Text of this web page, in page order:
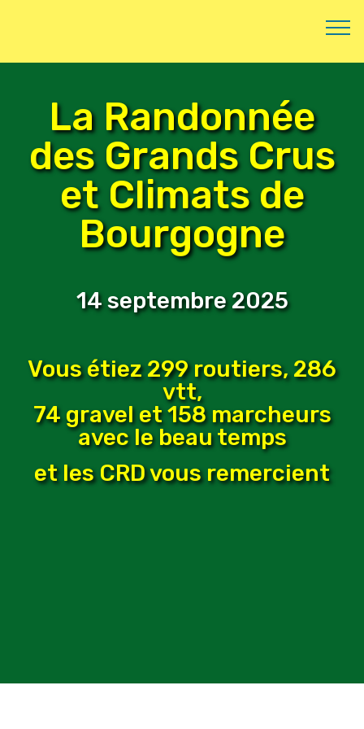
La Randonnée
des Grands Crus
et Climats de
Bourgogne
14 septembre 2025
Vous étiez 299 routiers, 286
vtt,
74 gravel et 158 marcheurs
avec le beau temps
et les CRD vous remercient